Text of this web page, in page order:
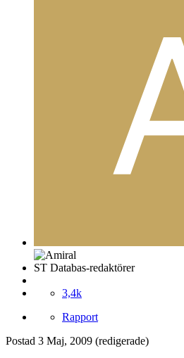
ST Databas-redaktörer
3,4k
Rapport
Postad 3 Maj, 2009 (redigerade)